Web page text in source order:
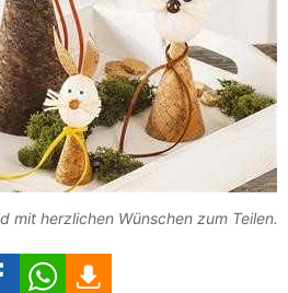
mit herzlichen Wünschen zum Teilen.